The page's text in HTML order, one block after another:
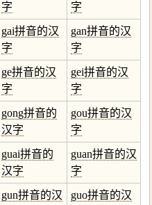
字
字
gai拼音的汉
字
gan拼音的汉
字
ge拼音的汉
字
gei拼音的汉
字
gong拼音的
汉字
gou拼音的汉
字
guai拼音的
汉字
guan拼音的汉
字
gun拼音的汉
guo拼音的汉